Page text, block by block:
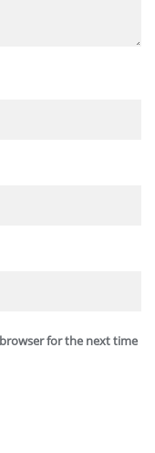
for the next time